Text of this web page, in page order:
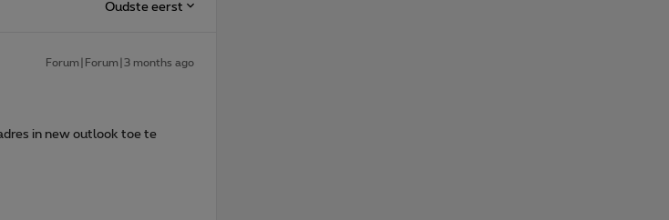
Oudste eerst
Forum|Forum|3 months ago
in new outlook toe te